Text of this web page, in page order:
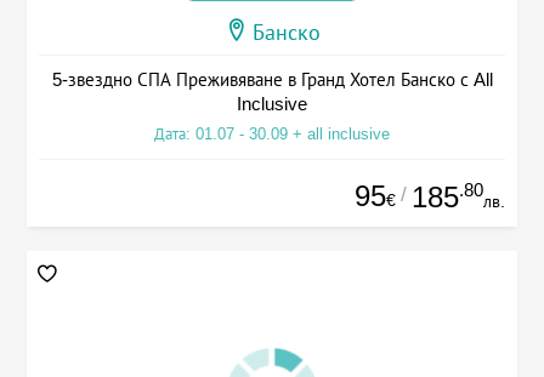
Банско
5-звездно СПА Преживяване в Гранд Хотел Банско с All
Inclusive
Дата: 01.07 - 30.09 + all inclusive
95€ / 185.80
лв.